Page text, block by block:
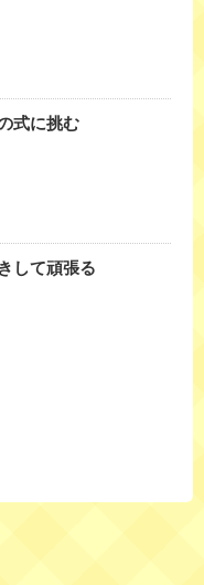
式に挑む
して頑張る